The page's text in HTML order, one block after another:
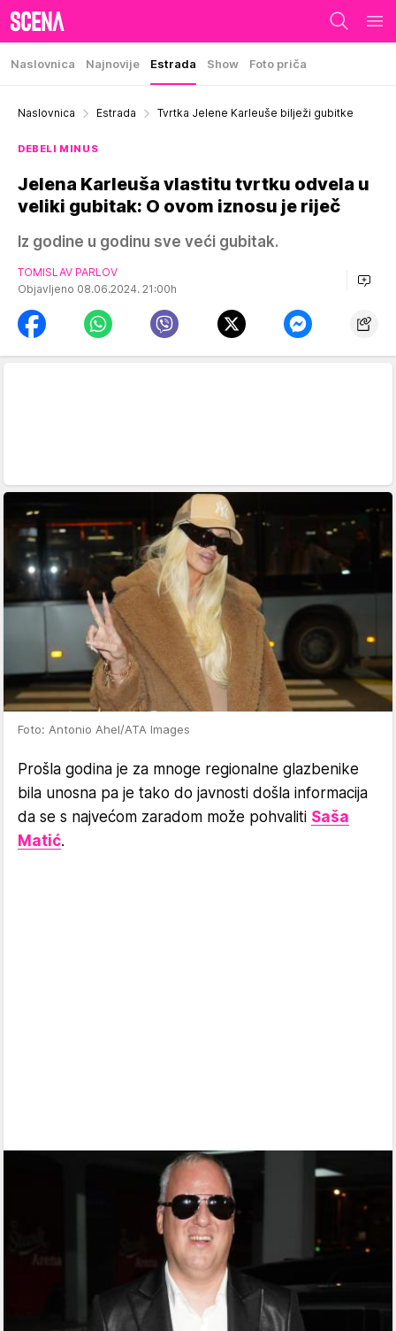
Naslovnica Najnovije Estrada Show Foto priča
Naslovnica Estrada Tvrtka Jelene Karleuše bilježi gubitke
DEBELI MINUS
Jelena Karleuša vlastitu tvrtku odvela u
veliki gubitak: O ovom iznosu je riječ
Iz godine u godinu sve veći gubitak.
TOMISLAV PARLOV
Objavljeno 08.06.2024. 21:00h
Foto: Antonio Ahel/ATA Images
Prošla godina je za mnoge regionalne glazbenike
bila unosna pa je tako do javnosti došla informacija
da se s najvećom zaradom može pohvaliti Saša
Matić.